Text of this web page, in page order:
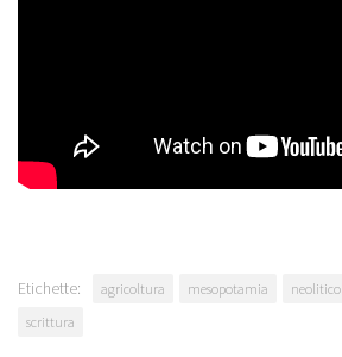
Etichette: agricoltura mesopotamia neolitico
scrittura